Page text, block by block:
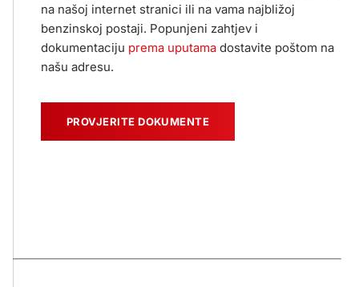
na našoj internet stranici ili na vama najbližoj
benzinskoj postaji. Popunjeni zahtjev i
dokumentaciju prema uputama dostavite poštom na
našu adresu.
PROVJERITE DOKUMENTE